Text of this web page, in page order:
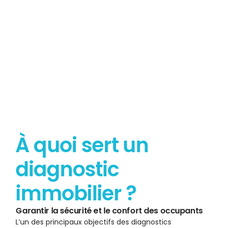
À quoi sert un
diagnostic
immobilier ?
Garantir la sécurité et le confort des occupants
L’un des principaux objectifs des diagnostics